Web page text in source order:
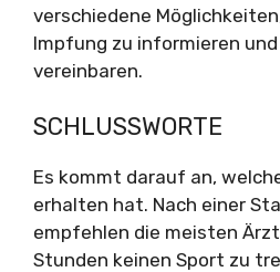
verschiedene
Impfung zu informieren
vereinbaren.
SCHLUSSWORTE
Es kommt darauf an,
erhalten hat. Nach einer
empfehlen die meisten
Stunden keinen Sport zu